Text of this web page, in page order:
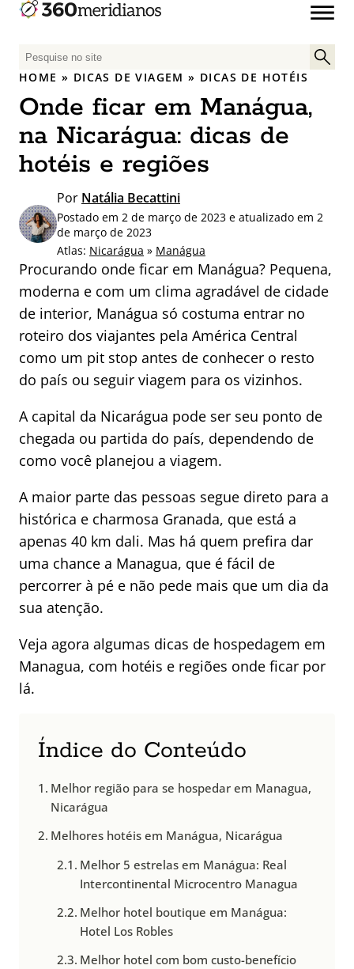
P
e
q
u
i
s
p
o
r
:
HOME » DICAS DE VIAGEM » DICAS DE HOTÉIS
Onde ficar em Manágua,
na Nicarágua: dicas de
hotéis e regiões
Por Natália Becattini
Postado em 2 de março de 2023 e atualizado em 2
de março de 2023
Atlas: Nicarágua » Manágua
Procurando onde ficar em Manágua? Pequena,
moderna e com um clima agradável de cidade
de interior, Manágua só costuma entrar no
roteiro dos viajantes pela América Central
como um pit stop antes de conhecer o resto
do país ou seguir viagem para os vizinhos.
A capital da Nicarágua pode ser seu ponto de
chegada ou partida do país, dependendo de
como você planejou a viagem.
A maior parte das pessoas segue direto para a
histórica e charmosa Granada, que está a
apenas 40 km dali. Mas há quem prefira dar
uma chance a Managua, que é fácil de
percorrer à pé e não pede mais que um dia da
sua atenção.
Veja agora algumas dicas de hospedagem em
Managua, com hotéis e regiões onde ficar por
lá.
Índice do Conteúdo
Melhor região para se hospedar em Managua,
Nicarágua
Melhores hotéis em Manágua, Nicarágua
Melhor 5 estrelas em Manágua: Real
Intercontinental Microcentro Managua
Melhor hotel boutique em Manágua:
Hotel Los Robles
Melhor hotel com bom custo-benefício